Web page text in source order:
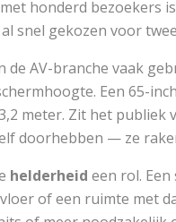
honderd bezoekers
snel gekozen voor
de AV-branche vaak
Een 65-
meter. Zit het publiek
doorhebben — ze
helderheid een rol.
of een ruimte met